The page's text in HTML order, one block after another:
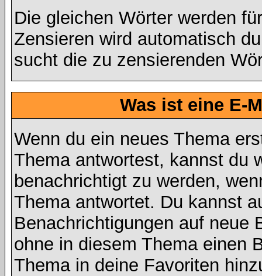
Die gleichen Wörter werden
Zensieren wird automatisch
sucht die zu zensierenden
Was ist eine E-
Wenn du ein neues Thema
Thema antwortest, kannst du
benachrichtigt zu werden,
Thema antwortet. Du kannst
Benachrichtigungen auf neue
ohne in diesem Thema einen
Thema in deine Favoriten